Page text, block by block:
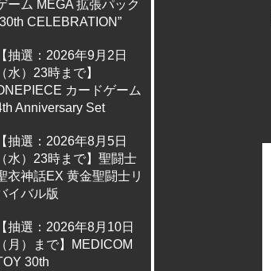
ーム MEGA 拡張パック
CELEBRATION”
【抽選：2026年9月2日
（水）23時まで】
カードゲーム
Anniversary Set
【抽選：2026年8月5日
（水）23時まで】聖闘士
衣神話EX 黄金聖闘士リ
イバル版
【抽選：2026年8月10日
（月）まで】MEDICOM
30th